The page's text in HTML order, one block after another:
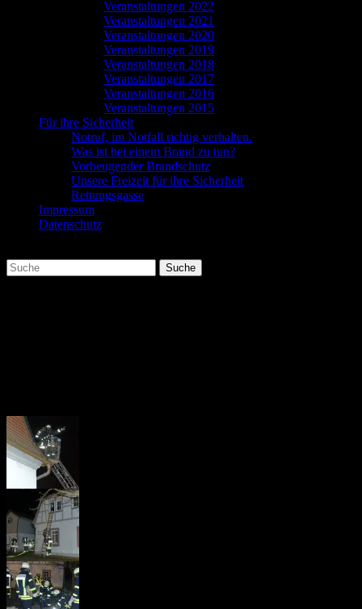
Veranstaltungen 2022
Veranstaltungen 2021
Veranstaltungen 2020
Veranstaltungen 2019
Veranstaltungen 2018
Veranstaltungen 2017
Veranstaltungen 2016
Veranstaltungen 2015
Für ihre Sicherheit
Notruf, im Notfall richtig verhalten.
Was ist bei einem Brand zu tun?
Vorbeugender Brandschutz
Unsere Freizeit für ihre Sicherheit
Rettungsgasse
Impressum
Datenschutz
Suche
nach:
20161117-
WA0024
IMG-
20161117-
WA0023